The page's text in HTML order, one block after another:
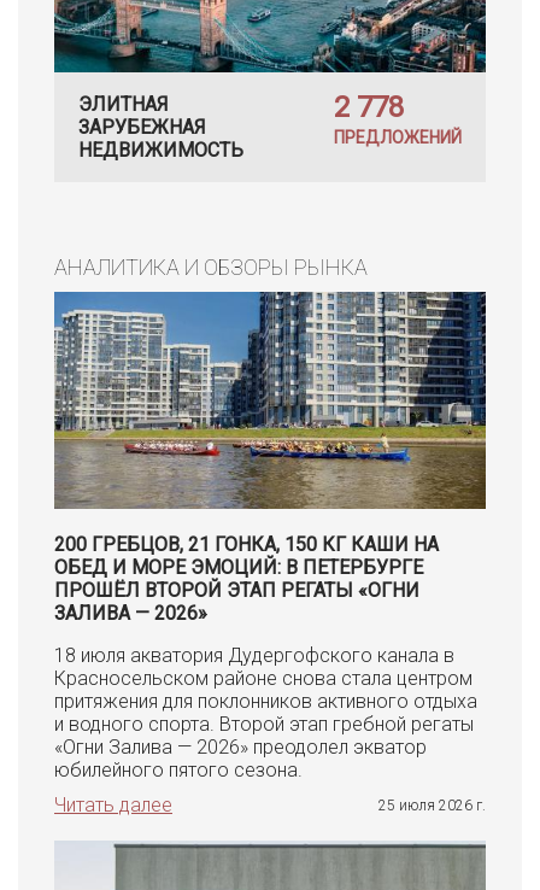
ЭЛИТНАЯ
ЗАРУБЕЖНАЯ
НЕДВИЖИМОСТЬ
2 778
ПРЕДЛОЖЕНИЙ
АНАЛИТИКА И ОБЗОРЫ РЫНКА
200 ГРЕБЦОВ, 21 ГОНКА, 150 КГ КАШИ НА
ОБЕД И МОРЕ ЭМОЦИЙ: В ПЕТЕРБУРГЕ
ПРОШЁЛ ВТОРОЙ ЭТАП РЕГАТЫ «ОГНИ
ЗАЛИВА — 2026»
18 июля акватория Дудергофского канала в
Красносельском районе снова стала центром
притяжения для поклонников активного отдыха
и водного спорта. Второй этап гребной регаты
«Огни Залива — 2026» преодолел экватор
юбилейного пятого сезона.
Читать далее
25 июля 2026 г.